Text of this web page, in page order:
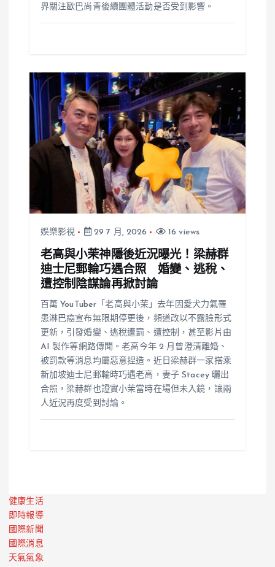
界關注歐巴尚青後續團體活動是否受到影響。
娛樂影視 29 7 月, 2026 16 views
老高與小茉神隱後近況曝光！梁赫群
迪士尼郵輪巧遇合照 婚變、逃稅、
遭控制陰謀論再掀討論
百萬 YouTuber「老高與小茉」去年因愛犬力氣罹
患淋巴癌宣布無限期停更後，頻道改以不露臉形式
更新，引發婚變、逃稅遭罰、遭控制，甚至影片由
AI 製作等網路傳聞。老高今年 2 月曾澄清離婚、
被罰款等消息均屬惡意捏造。近日梁赫群一家搭乘
新加坡迪士尼郵輪時巧遇老高，妻子 Stacey 曬出
合照，梁赫群也證實小茉當時在場但未入鏡，讓兩
人近況再度受到討論。
健康生活
即時報導
國際新聞
國際消息
天氣氣象